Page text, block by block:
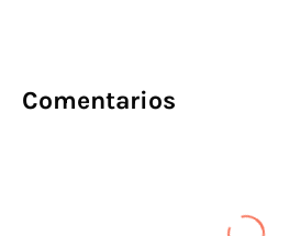
Comentarios